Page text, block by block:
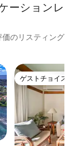
ーションレ
のリスティング
ゲストチョイス
ゲストチョイス